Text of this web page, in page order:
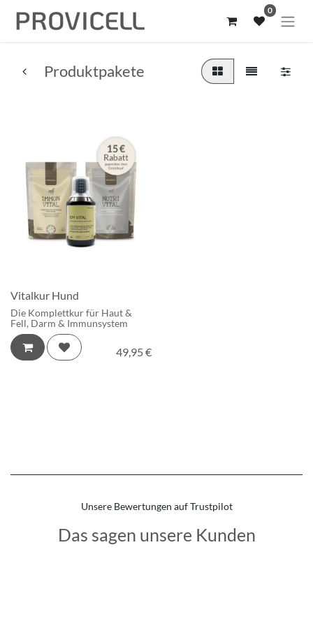
0
Produktpakete
Vitalkur Hund
Die Komplettkur für Haut &
Fell, Darm & Immunsystem
49,95 €
Unsere Bewertungen auf Trustpilot
Das sagen unsere Kunden